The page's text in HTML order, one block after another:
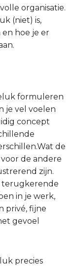
organisatie.
(niet) is,
hoe je er
formuleren
je vel voelen
concept
de
de andere
zijn.
terugkerende
in je werk,
privé, fijne
gevoel
precies